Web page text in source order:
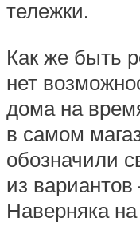
тележки.
Как же быть
нет
дома на
в самом
обозначили
из
Наверняка